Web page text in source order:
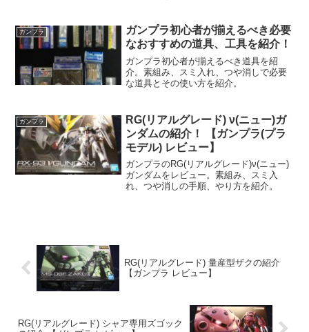
ガンプラ
ガンプラ初心者が揃えるべき必要
なおすすめの道具、工具を紹介！
ガンプラ初心者が揃えるべき道具を紹
介。素組み、スミ入れ、つや消しで必要
な道具とその使い方を紹介。
ガンプラ
RG(リアルグレード) ν(ニュー)ガ
ンダムの紹介！ 【ガンプラ(プラ
モデル) レビュー】
ガンプラのRG(リアルグレード)ν(ニュー)
ガンダムをレビュー。素組み、スミ入
れ、つや消しの手順、やり方を紹介。
RG(リアルグレード) 量産型ザクの紹介
【ガンプラ レビュー】
RG(リアルグレード) シャア専用ズゴック